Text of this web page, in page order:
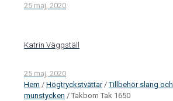
25 maj, 2020
Katrin Väggställ
25 maj, 2020
Hem / Högtryckstvättar/Tillbehör slang och
munstycken / Takbom Tak 1650